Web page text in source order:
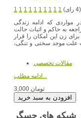
1 1 1 1 1 1 1 1 1 1
در مواردی كه ادامه زندگی
به حاكم و اثبات حالت
زن این امكان را قرار
علت موجد سختی و تنگی،
مقالات تخصصي
3,000 تومان
در شبكه هاي حسگر